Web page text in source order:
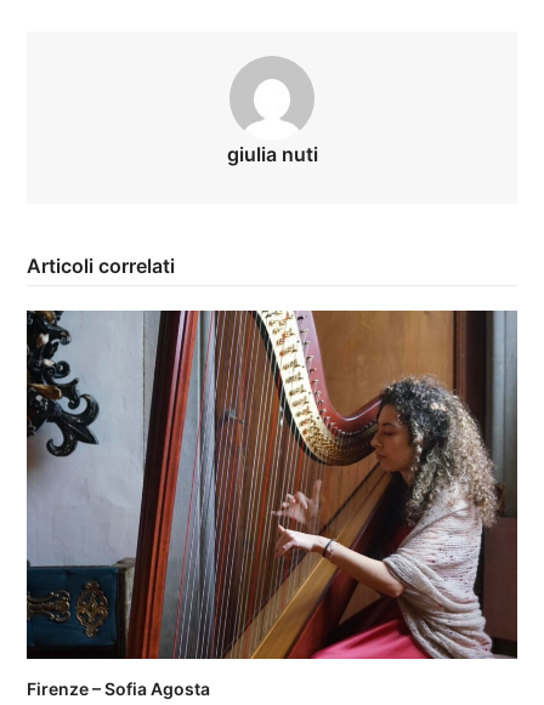
giulia nuti
Articoli correlati
Firenze – Sofia Agosta